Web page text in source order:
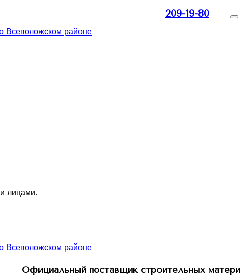
209-19-80
лицами.
Официальный поставщик строительных